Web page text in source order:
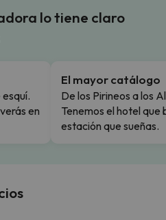
lo tiene claro
esquí.
en
El mayor catálogo
De los Pirineos a los
Tenemos el hotel que
estación que sueñas.